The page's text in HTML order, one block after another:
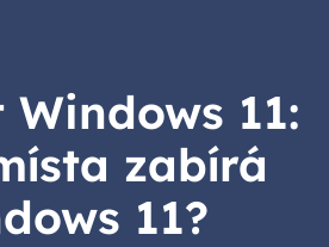
11:
zabírá
11?